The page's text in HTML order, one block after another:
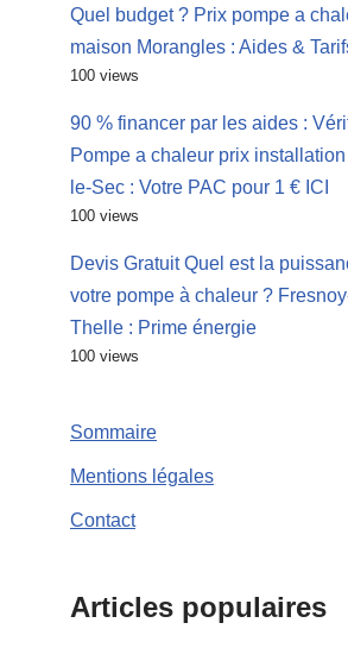
Quel budget ? Prix pompe a
maison Morangles : Aides &
100 views
90 % financer par les aides :
Pompe a chaleur prix
le-Sec : Votre PAC pour 1 € ICI
100 views
Devis Gratuit Quel est la
votre pompe à chaleur ?
Thelle : Prime énergie
100 views
Sommaire
Mentions légales
Contact
Articles populaires